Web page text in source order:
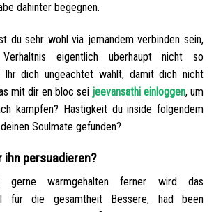
dahinter begegnen.
du sehr wohl via jemandem verbinden sein,
eigentlich uberhaupt nicht so
Ihr dich ungeachtet wahlt, damit dich nicht
mit dir en bloc sei jeevansathi einloggen, um
kampfen? Hastigkeit du inside folgendem
Soulmate gefunden?
ihn persuadieren?
gerne warmgehalten ferner wird das
fur die gesamtheit Bessere, had been